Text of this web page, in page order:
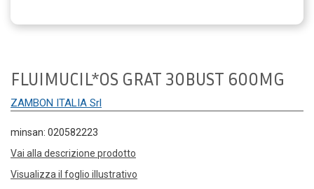
FLUIMUCIL*OS GRAT 30BUST 600MG
ZAMBON ITALIA Srl
minsan: 020582223
Vai alla descrizione prodotto
Visualizza il foglio illustrativo